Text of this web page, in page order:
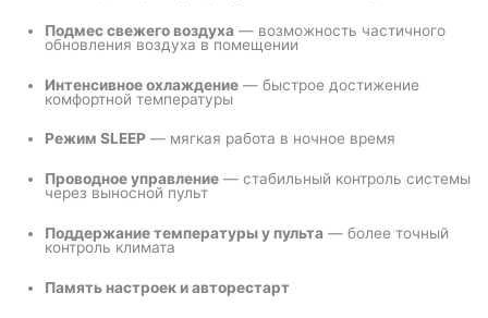
Подмес свежего воздуха — возможность частичного
обновления воздуха в помещении
Интенсивное охлаждение — быстрое достижение
комфортной температуры
Режим SLEEP — мягкая работа в ночное время
Проводное управление — стабильный контроль системы
через выносной пульт
Поддержание температуры у пульта — более точный
контроль климата
Память настроек и авторестарт